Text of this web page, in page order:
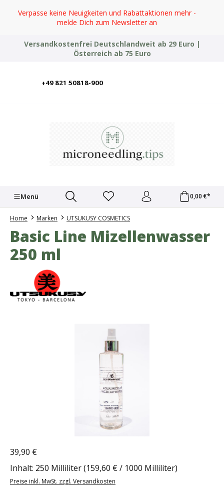
Zum Hauptinhalt springen
Verpasse keine Neuigkeiten und Rabattaktionen mehr -
melde Dich zum Newsletter an
Versandkostenfrei Deutschlandweit ab 29 Euro |
Österreich ab 75 Euro
+49 821 50818-900
Menü 0,00 €*
Home Marken UTSUKUSY COSMETICS
Basic Line Mizellenwasser
250 ml
Bildergalerie überspringen
Regulärer Preis:
39,90 €
Inhalt: 250 Milliliter(159,60 € / 1000 Milliliter)
Preise inkl. MwSt. zzgl. Versandkosten